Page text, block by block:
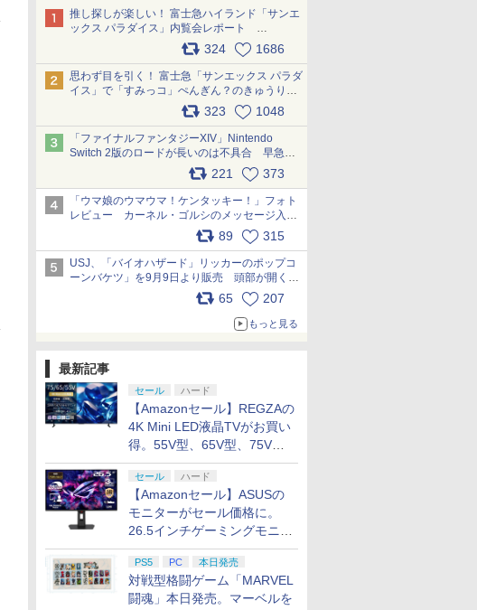
推し探しが楽しい！ 富士急ハイランド「サンエ
ックス パラダイス」内覧会レポート
324 1686
思わず目を引く！ 富士急「サンエックス パラダ
イス」で「すみっコ」ぺんぎん？のきゅうりド
ッグを食べてみた イラストそのままのメニュ
ー化に挑戦。これが意外にもおいしい
pic.x.com/Kgl04hZaeg
323 1048
「ファイナルファンタジーXIV」Nintendo
Switch 2版のロードが長いのは不具合 早急に
アップデートできるよう対応中221 373
「ウマ娘のウマウマ！ケンタッキー！」フォト
レビュー カーネル・ゴルシのメッセージ入り
パッケージや描き下ろしトレカなどが登場
89 315
USJ、「バイオハザード」リッカーのポップコ
ーンバケツ」を9月9日より販売 頭部が開く仕
組み。味は恐怖を堪のう「味噌フレーバー」
65 207
もっと見る
最新記事
セール ハード
【Amazonセール】REGZAの
4K Mini LED液晶TVがお買い
得。55V型、65V型、75V型
の2026年モデルがラインナ
ップ
セール ハード
【Amazonセール】ASUSの
モニターがセール価格に。
26.5インチゲーミングモニタ
ー「ROG Strix OLED
XG27ACDMS」限定モデルも
お買い得
PS5 PC 本日発売
対戦型格闘ゲーム「MARVEL
闘魂」本日発売。マーベルを